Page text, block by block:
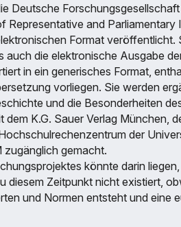
Deutsche
and Parliamentary
Format veröffentlicht.
auch die elektronische Ausgabe
in ein generisches Format,
vorliegen. Sie werden
und die Besonderheiten
K.G. Sauer Verlag München,
der
zugänglich gemacht.
könnte darin
Zeitpunkt nicht existiert,
und Normen entsteht und eine